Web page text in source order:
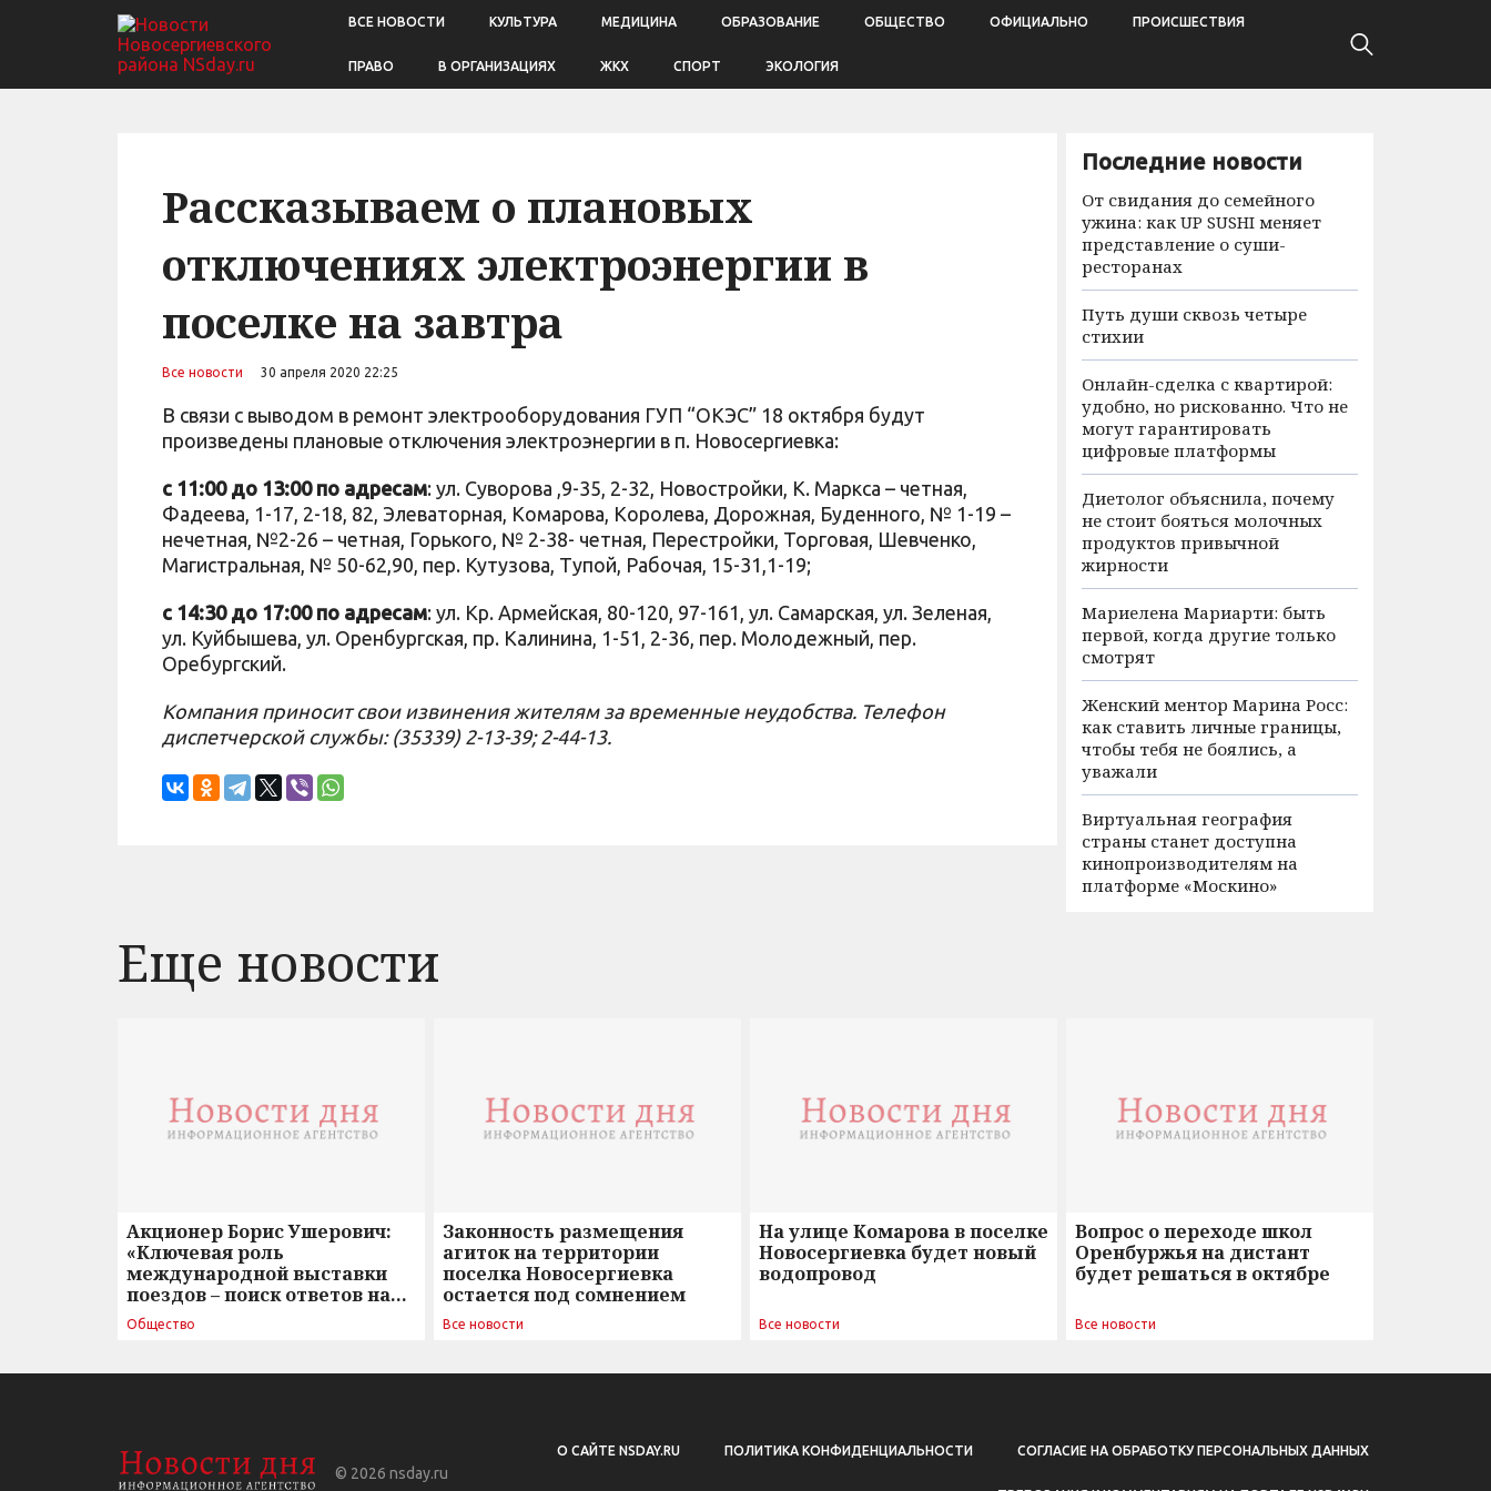
ВСЕ НОВОСТИ КУЛЬТУРА МЕДИЦИНА ОБРАЗОВАНИЕ ОБЩЕСТВО ОФИЦИАЛЬНО ПРОИСШЕСТВИЯ
ПРАВО В ОРГАНИЗАЦИЯХ ЖКХ СПОРТ ЭКОЛОГИЯ
Рассказываем о плановых
отключениях электроэнергии в
поселке на завтра
Все новости 30 апреля 2020 22:25
В связи с выводом в ремонт электрооборудования ГУП “ОКЭС” 18 октября будут
произведены плановые отключения электроэнергии в п. Новосергиевка:
c 11:00 до 13:00 по адресам: ул. Суворова ,9-35, 2-32, Новостройки, К. Маркса – четная,
Фадеева, 1-17, 2-18, 82, Элеваторная, Комарова, Королева, Дорожная, Буденного, № 1-19 –
нечетная, №2-26 – четная, Горького, № 2-38- четная, Перестройки, Торговая, Шевченко,
Магистральная, № 50-62,90, пер. Кутузова, Тупой, Рабочая, 15-31,1-19;
c 14:30 до 17:00 по адресам: ул. Кр. Армейская, 80-120, 97-161, ул. Самарская, ул. Зеленая,
ул. Куйбышева, ул. Оренбургская, пр. Калинина, 1-51, 2-36, пер. Молодежный, пер.
Оребургский.
Компания приносит свои извинения жителям за временные неудобства. Телефон
диспетчерской службы: (35339) 2-13-39; 2-44-13.
Последние новости
От свидания до семейного
ужина: как UP SUSHI меняет
представление о суши-
ресторанах
Путь души сквозь четыре
стихии
Онлайн-сделка с квартирой:
удобно, но рискованно. Что не
могут гарантировать
цифровые платформы
Диетолог объяснила, почему
не стоит бояться молочных
продуктов привычной
жирности
Мариелена Мариарти: быть
первой, когда другие только
смотрят
Женский ментор Марина Росс:
как ставить личные границы,
чтобы тебя не боялись, а
уважали
Виртуальная география
страны станет доступна
кинопроизводителям на
платформе «Москино»
Еще новости
Акционер Борис Ушерович:
«Ключевая роль
международной выставки
поездов – поиск ответов на
вызовы времени»
Общество
Законность размещения
агиток на территории
поселка Новосергиевка
остается под сомнением
Все новости
На улице Комарова в поселке
Новосергиевка будет новый
водопровод
Все новости
Вопрос о переходе школ
Оренбуржья на дистант
будет решаться в октябре
Все новости
© 2026 nsday.ru
О САЙТЕ NSDAY.RU ПОЛИТИКА КОНФИДЕНЦИАЛЬНОСТИ СОГЛАСИЕ НА ОБРАБОТКУ ПЕРСОНАЛЬНЫХ ДАННЫХ